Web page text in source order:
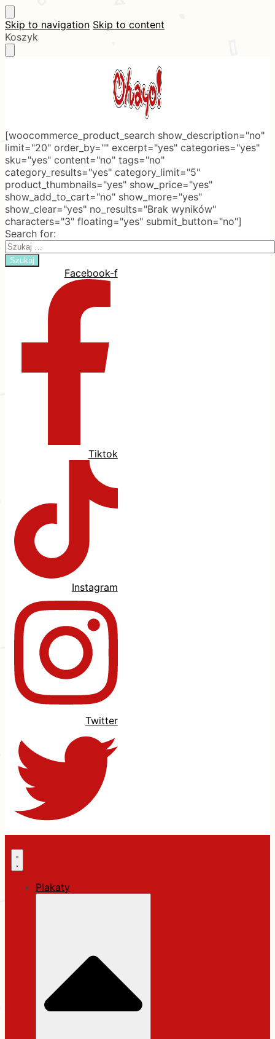
Skip to navigation Skip to content
Koszyk
[woocommerce_product_search show_description="no"
limit="20" order_by="" excerpt="yes" categories="yes"
sku="yes" content="no" tags="no"
category_results="yes" category_limit="5"
product_thumbnails="yes" show_price="yes"
show_add_to_cart="no" show_more="yes"
show_clear="yes" no_results="Brak wyników"
characters="3" floating="yes" submit_button="no"]
Search for:
Facebook-f
Tiktok
Instagram
Twitter
Plakaty